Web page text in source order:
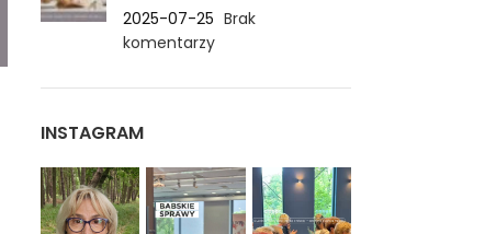
2025-07-25 Brak
komentarzy
INSTAGRAM